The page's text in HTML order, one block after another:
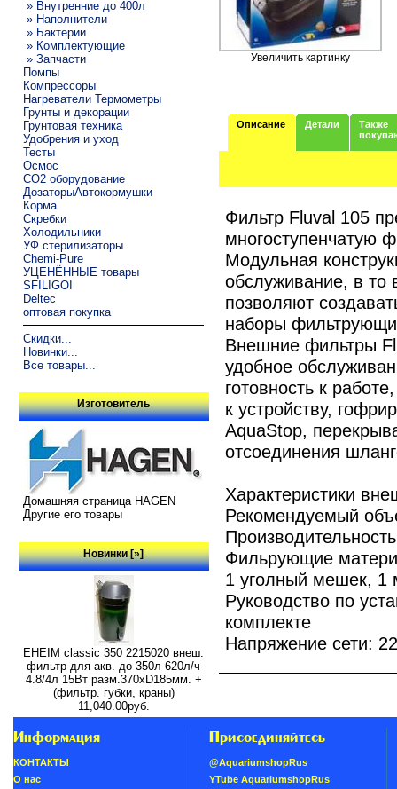
» Внутренние до 400л
» Наполнители
» Бактерии
» Комплектующие
» Запчасти
Помпы
Компрессоры
Нагреватели Термометры
Грунты и декорации
Грунтовая техника
Удобрения и уход
Тесты
Осмос
CO2 оборудование
ДозаторыАвтокормушки
Корма
Скребки
Холодильники
УФ стерилизаторы
Chemi-Pure
УЦЕНЁННЫЕ товары
SFILIGOI
Deltec
оптовая покупка
Скидки...
Новинки...
Все товары...
Изготовитель
Домашняя страница HAGEN
Другие его товары
Новинки [»]
EHEIM classic 350 2215020 внеш.
фильтр для акв. до 350л 620л/ч
4.8/4л 15Вт разм.370хD185мм. +
(фильтр. губки, краны)
11,040.00руб.
Увеличить картинку
Описание Детали
Также
Фильтр Fluval 105
многоступенчатую
Модульная
обслуживание, в то
позволяют
наборы
Внешние фильтры
удобное
готовность к
к устройству,
AquaStop,
отсоединения
Характеристики
Рекомендуемый
Фильрующие
1 уголный мешек, 1
Руководство по
комплекте
Напряжение сети:
Информация
КОНТАКТЫ
О нас
Присоединяйтесь
@AquariumshopRus
YTube AquariumshopRus